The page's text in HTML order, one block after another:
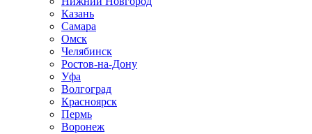
Казань
Самара
Омск
Челябинск
Ростов-на-Дону
Уфа
Волгоград
Красноярск
Пермь
Воронеж